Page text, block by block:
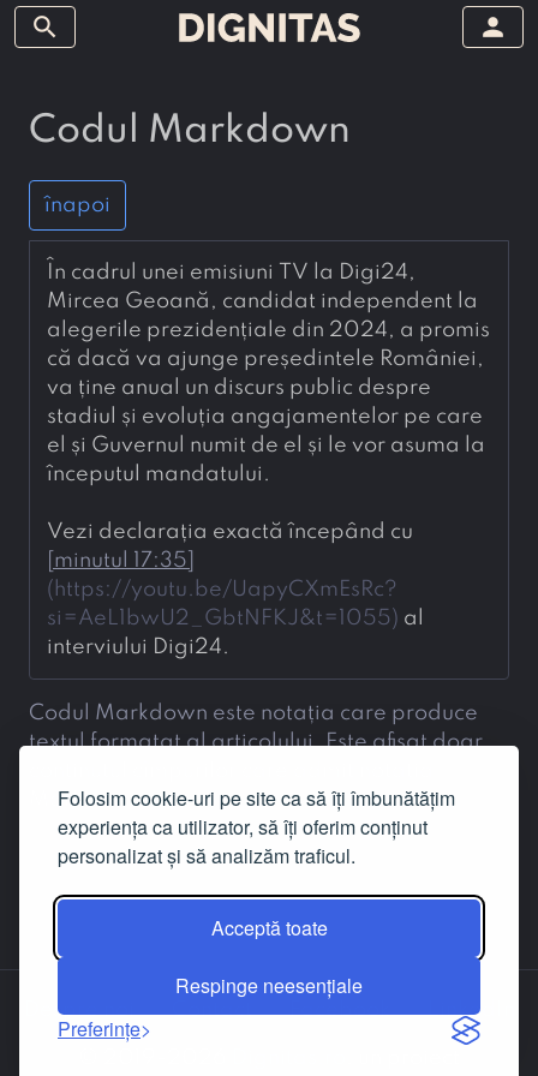
Folosim cookie-uri pe site ca să îți îmbunătățim
experiența ca utilizator, să îți oferim conținut
personalizat și să analizăm traficul.
Acceptă toate
Respinge neesențiale
Preferințe
search person
Codul Markdown
înapoi
În cadrul unei emisiuni TV la Digi24,
Mircea Geoană, candidat independent la
alegerile prezidențiale din 2024, a promis
că dacă va ajunge președintele României,
va ține anual un discurs public despre
stadiul și evoluția angajamentelor pe care
el și Guvernul numit de el și le vor asuma la
începutul mandatului.
minutul 17:35
( https://youtu.be/UapyCXmEsRc?
si=AeL1bwU2_GbtNFKJ&t=1055 ) al
interviului Digi24.
Codul Markdown este notația care produce
textul formatat al articolului. Este afișat doar
Markdown.
Despre noi Contact Facebook LinkedIn